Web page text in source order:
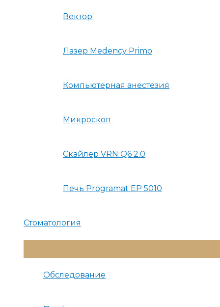
Вектор
Лазер Medency Primo
Компьютерная анестезия
Микроскоп
Скайлер VRN Q6 2.0
Печь Programat EP 5010
Стоматология
Меню
Обследование